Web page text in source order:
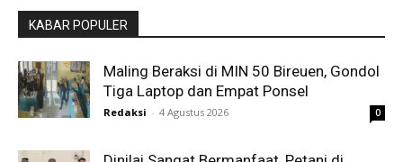
KABAR POPULER
Maling Beraksi di MIN 50 Bireuen, Gondol
Tiga Laptop dan Empat Ponsel
Redaksi - 4 Agustus 2026 0